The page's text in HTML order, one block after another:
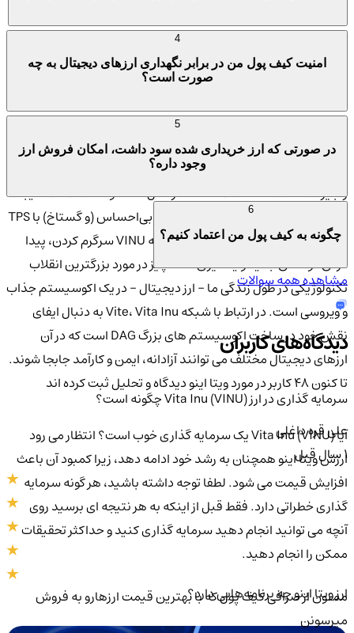
Shuttlecock: مدیر اجرایی
زنجیره Vite DAG است. VINU که در سال 2021 توسط Elemont ایجاد
شد، اولین سکه با مضمون سگ سریع، بی‌احساس (و گستاخ) با TPS
بالا وقراردادهای هوشمند
است. فلسفه VINU سرگرم کردن، پیدا
کردن دوستان جدید و یادگیری همه چیز در مورد بزرگترین انقلاب
تکنولوژیکی در طول زندگی ما - ارز دیجیتال - در یک اکوسیستم جذاب
و ویروسی است. در ارتباط با شبکه Vite، Vita Inu به دنبال ایفای
نقش خود در ساخت اکوسیستم های بزرگ DAG است که در آن
ارزهای دیجیتال مختلف می توانند آزادانه، ایمن و کارآمد جابجا شوند.
سرمایه گذاری در ارز Vita Inu (VINU) چگونه است؟
آیا Vita Inu (VINU) یک سرمایه گذاری خوب است؟ انتظار می رود
ارزش ویتا اینو همچنان به رشد خود ادامه دهد، زیرا کمبود آن باعث
افزایش قیمت می شود. لطفا توجه داشته باشید، هر گونه سرمایه
گذاری خطراتی دارد. فقط قبل از اینکه به هر نتیجه ای برسید روی
آنچه می توانید انجام دهید سرمایه گذاری کنید و حداکثر تحقیقات
ممکن را انجام دهید.
ارز ویتا اینو چه برنامه‌هایی دارد؟
امنیت کیف پول من در برابر نگهداری ارزهای دیجیتال به چه
صورت است؟
در صورتی که ارز خریداری شده سود داشت، امکان فروش ارز
وجود داره؟
چگونه به کیف پول من اعتماد کنیم؟
مشاهده همه سوالات
دیدگاه‌های کاربران
تا کنون 48 کاربر در مورد ویتا اینودیدگاه و تحلیل ثبت کرده اند
علی قره داغلی
ممنون از صرافی کیف پول که با بهترین قیمت ارزهارو به فروش
میرسونن